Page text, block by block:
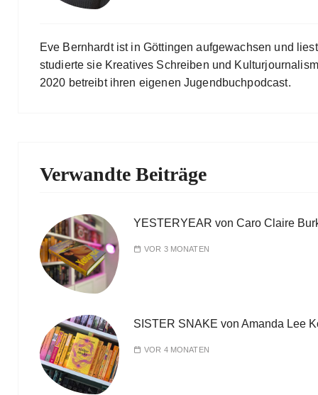
Eve Bernhardt ist in Göttingen aufgewachsen und
studierte sie Kreatives Schreiben und
2020 betreibt ihren eigenen Jugendbuchpodcast.
Verwandte Beiträge
YESTERYEAR von Caro Claire
VOR 3 MONATEN
SISTER SNAKE von Amanda Lee
VOR 4 MONATEN